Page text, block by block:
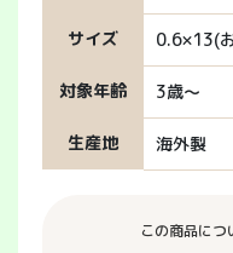
サイズ 0.6×13(
対象年齢 3歳～
生産地 海外製
この商品につ